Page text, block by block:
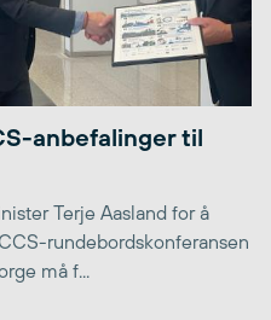
anbefalinger til
Terje Aasland for å
rundebordskonferansen
må f...